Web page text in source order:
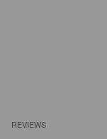
REVIEWS